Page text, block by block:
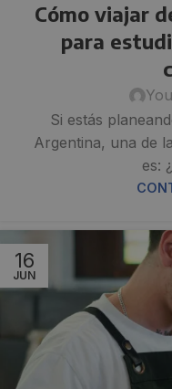
Cómo viajar
para
Si estás
Argentina, una de
es:
16
JUN